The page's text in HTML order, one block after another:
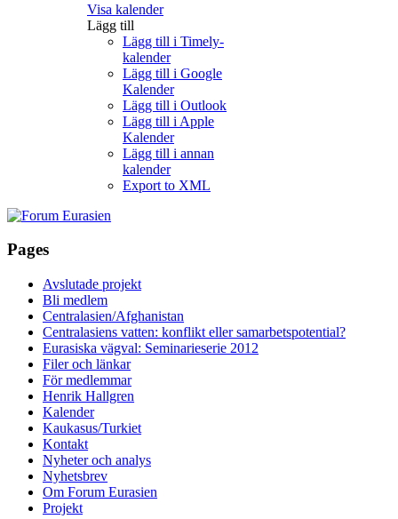
Visa kalender
Lägg till
Lägg till i Timely-
kalender
Lägg till i Google
Kalender
Lägg till i Outlook
Lägg till i Apple
Kalender
Lägg till i annan
kalender
Export to XML
Pages
Avslutade projekt
Bli medlem
Centralasien/Afghanistan
Centralasiens vatten: konflikt eller samarbetspotential?
Eurasiska vägval: Seminarieserie 2012
Filer och länkar
För medlemmar
Henrik Hallgren
Kalender
Kaukasus/Turkiet
Kontakt
Nyheter och analys
Nyhetsbrev
Om Forum Eurasien
Projekt